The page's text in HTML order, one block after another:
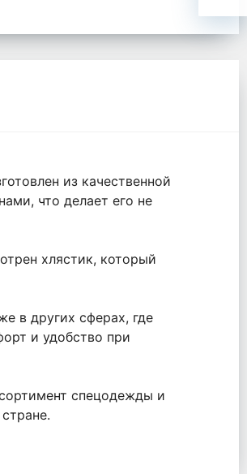
из качественной
что делает его не
хлястик, который
в других сферах, где
и удобство при
спецодежды и